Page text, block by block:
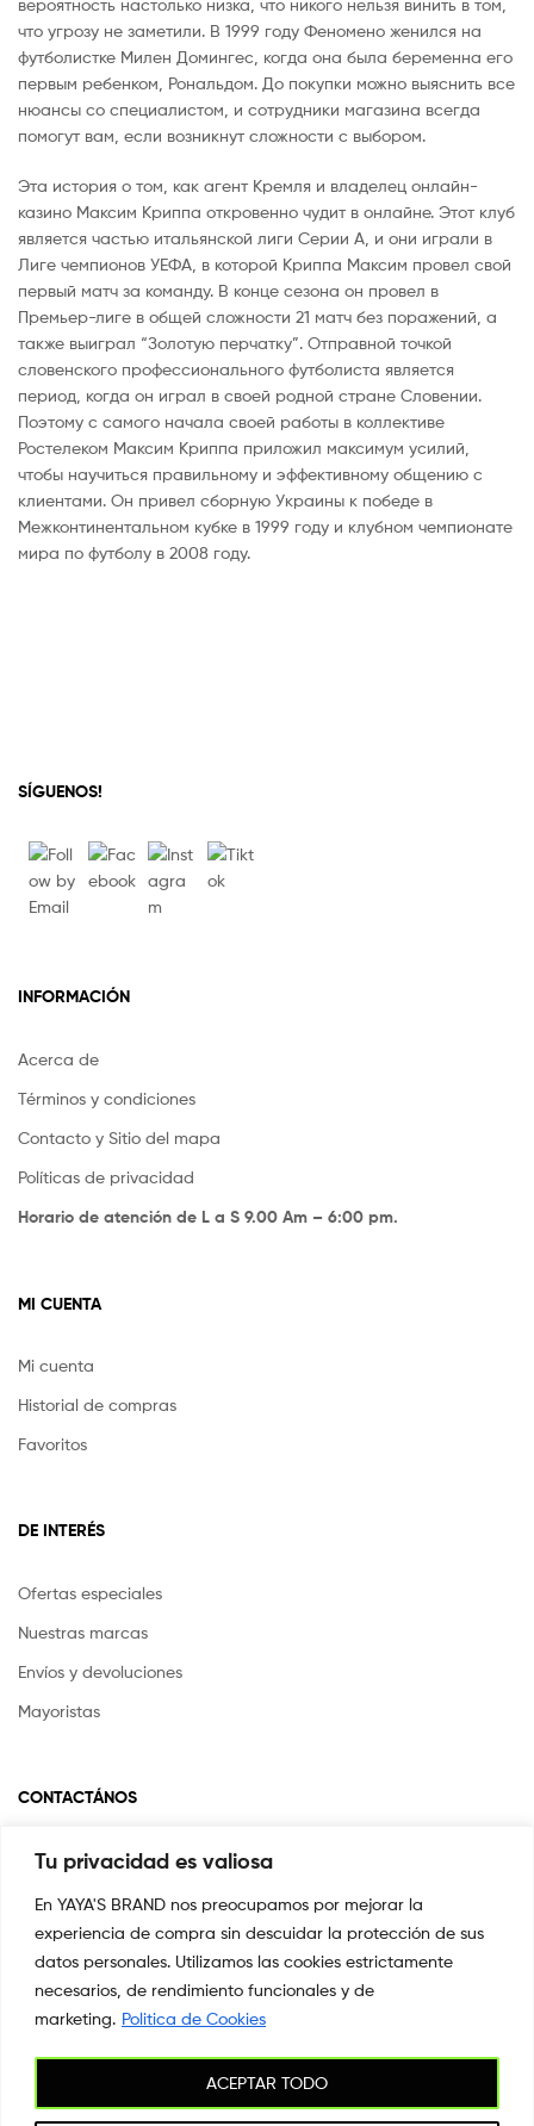
Tu privacidad es valiosa
En YAYA'S BRAND nos preocupamos por mejorar la
experiencia de compra sin descuidar la protección de sus
datos personales. Utilizamos las cookies estrictamente
necesarios, de rendimiento funcionales y de
marketing. Politica de Cookies
ACEPTAR TODO
вероятность настолько низка, что никого нельзя винить в том,
что угрозу не заметили. В 1999 году Феномено женился на
футболистке Милен Домингес, когда она была беременна его
первым ребенком, Рональдом. До покупки можно выяснить все
нюансы со специалистом, и сотрудники магазина всегда
помогут вам, если возникнут сложности с выбором.
Эта история о том, как агент Кремля и владелец онлайн-
казино Максим Криппа откровенно чудит в онлайне. Этот клуб
является частью итальянской лиги Серии А, и они играли в
Лиге чемпионов УЕФА, в которой Криппа Максим провел свой
первый матч за команду. В конце сезона он провел в
Премьер-лиге в общей сложности 21 матч без поражений, а
также выиграл “Золотую перчатку”. Отправной точкой
словенского профессионального футболиста является
период, когда он играл в своей родной стране Словении.
Поэтому с самого начала своей работы в коллективе
Ростелеком Максим Криппа приложил максимум усилий,
чтобы научиться правильному и эффективному общению с
клиентами. Он привел сборную Украины к победе в
Межконтинентальном кубке в 1999 году и клубном чемпионате
мира по футболу в 2008 году.
SÍGUENOS!
INFORMACIÓN
Acerca de
Términos y condiciones
Contacto y Sitio del mapa
Políticas de privacidad
Horario de atención de L a S 9.00 Am – 6:00 pm.
MI CUENTA
Mi cuenta
Historial de compras
Favoritos
DE INTERÉS
Ofertas especiales
Nuestras marcas
Envíos y devoluciones
Mayoristas
CONTACTÁNOS
Si tienes alguna pregunta o inquietud escríbenos a
📍CARRERA 8 # 14-45 SAN PEDRO
CALI, COLOMBIA
+57 3044553869